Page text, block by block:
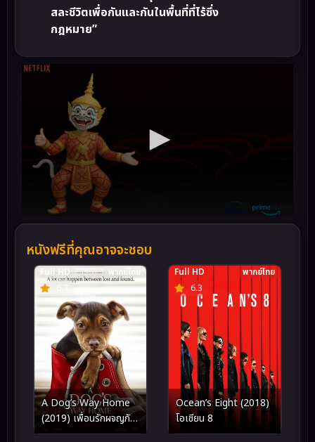
สละชีวิตเพื่อกันและกันในพื้นที่ที่ไร้ซึ่ง
กฎหมาย”
หนังฟรีที่คุณอาจจะชอบ
Full HD พากย์ไทย
A Dog’s Way Home
(2019) เพื่อนรักผจญภัย
สี่ร้อยไมล์
6.3
Full HD พากย์ไทย
Ocean’s Eight (2018)
โอเชียน 8